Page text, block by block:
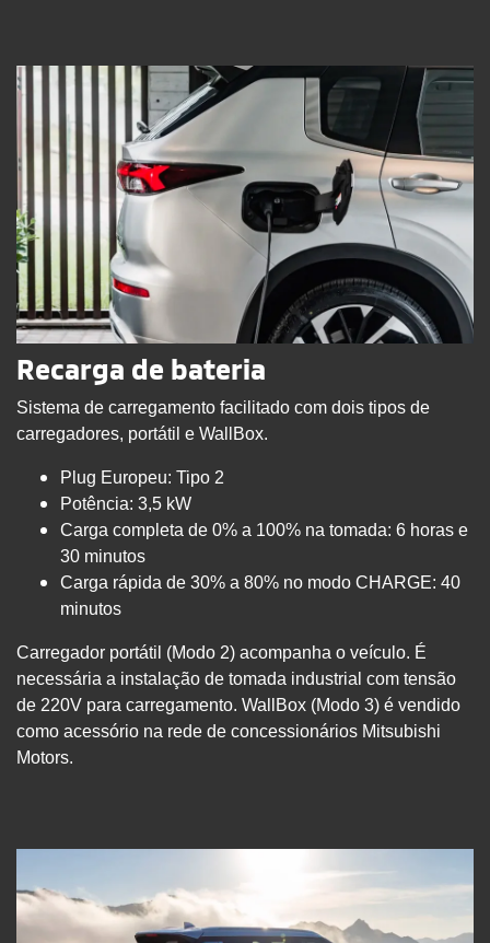
Recarga de bateria
Sistema de carregamento facilitado com dois tipos de
carregadores, portátil e WallBox.
Plug Europeu: Tipo 2
Potência: 3,5 kW
Carga completa de 0% a 100% na tomada: 6 horas e
30 minutos
Carga rápida de 30% a 80% no modo CHARGE: 40
minutos
Carregador portátil (Modo 2) acompanha o veículo. É
necessária a instalação de tomada industrial com tensão
de 220V para carregamento. WallBox (Modo 3) é vendido
como acessório na rede de concessionários Mitsubishi
Motors.